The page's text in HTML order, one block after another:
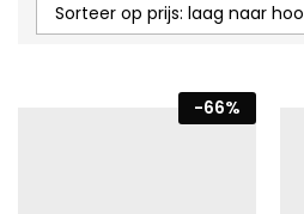
Sorteer op prijs: laag naar hoog
-66%